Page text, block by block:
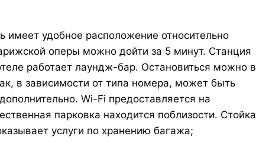
имеет удобное расположение относительно
оперы можно дойти за 5 минут. Станция
работает лаундж-бар. Остановиться можно в
в зависимости от типа номера, может быть
Wi-Fi предоставляется на
парковка находится поблизости. Стойка
услуги по хранению багажа;